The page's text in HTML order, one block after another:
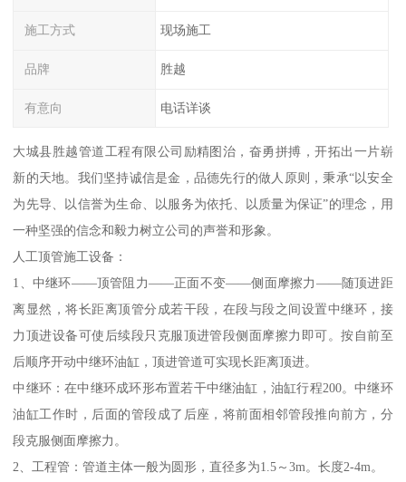
施工方式 现场施工
品牌 胜越
有意向 电话详谈
大城县胜越管道工程有限公司励精图治，奋勇拼搏，开拓出一片崭
新的天地。我们坚持诚信是金，品德先行的做人原则，秉承“以安全
为先导、以信誉为生命、以服务为依托、以质量为保证”的理念，用
一种坚强的信念和毅力树立公司的声誉和形象。
人工顶管施工设备：
1、中继环——顶管阻力——正面不变——侧面摩擦力——随顶进距
离显然，将长距离顶管分成若干段，在段与段之间设置中继环，接
力顶进设备可使后续段只克服顶进管段侧面摩擦力即可。按自前至
后顺序开动中继环油缸，顶进管道可实现长距离顶进。
中继环：在中继环成环形布置若干中继油缸，油缸行程200。中继环
油缸工作时，后面的管段成了后座，将前面相邻管段推向前方，分
段克服侧面摩擦力。
2、工程管：管道主体一般为圆形，直径多为1.5～3m。长度2-4m。